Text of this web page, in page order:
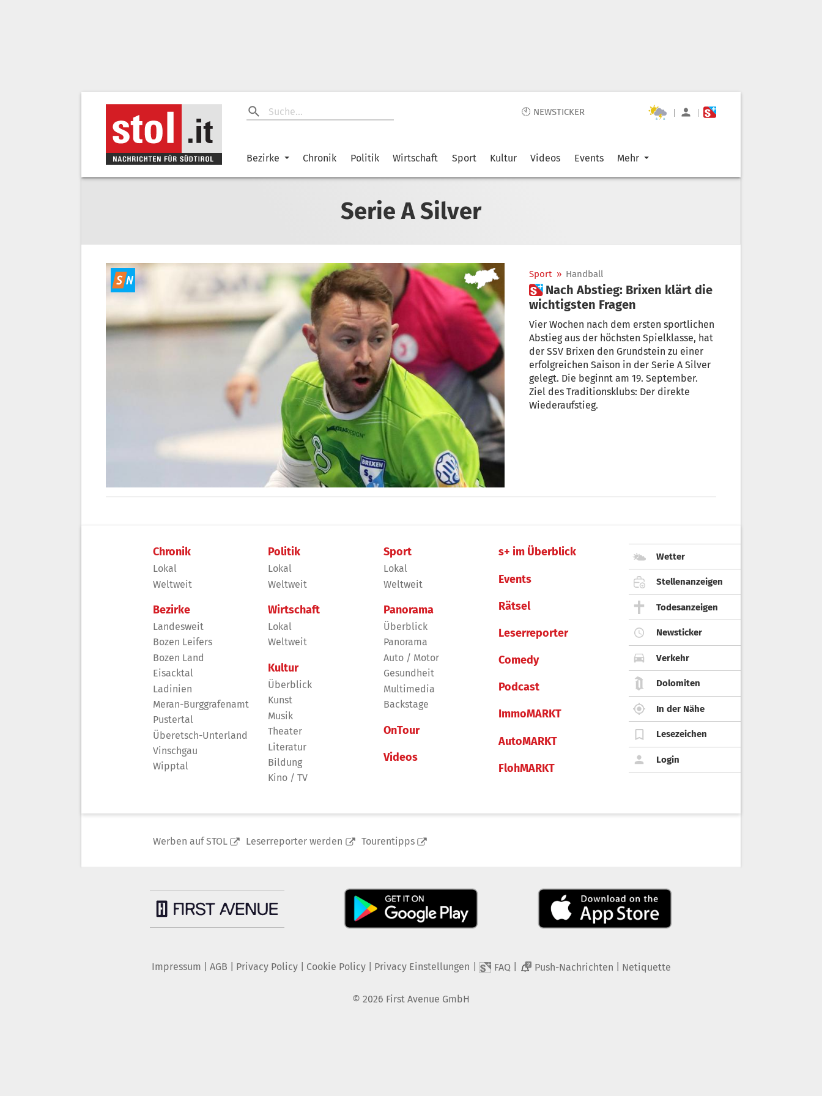
🕙 NEWSTICKER | |
Bezirke Chronik Politik Wirtschaft Sport Kultur Videos Events Mehr
Serie A Silver
Sport » Handball
 Nach Abstieg: Brixen klärt die
wichtigsten Fragen
Vier Wochen nach dem ersten sportlichen
Abstieg aus der höchsten Spielklasse, hat
der SSV Brixen den Grundstein zu einer
erfolgreichen Saison in der Serie A Silver
gelegt. Die beginnt am 19. September.
Ziel des Traditionsklubs: Der direkte
Wiederaufstieg.
Chronik
Lokal
Weltweit
Bezirke
Landesweit
Bozen Leifers
Bozen Land
Eisacktal
Ladinien
Meran-Burggrafenamt
Pustertal
Überetsch-Unterland
Vinschgau
Wipptal
Politik
Lokal
Weltweit
Wirtschaft
Lokal
Weltweit
Kultur
Überblick
Kunst
Musik
Theater
Literatur
Bildung
Kino / TV
Sport
Lokal
Weltweit
Panorama
Überblick
Panorama
Auto / Motor
Gesundheit
Multimedia
Backstage
OnTour
Videos
s+ im Überblick
Events
Rätsel
Leserreporter
Comedy
Podcast
ImmoMARKT
AutoMARKT
FlohMARKT
Wetter
Stellenanzeigen
Todesanzeigen
Newsticker
Verkehr
Dolomiten
In der Nähe
Lesezeichen
Login
Werben auf STOL Leserreporter werden Tourentipps
Impressum AGB Privacy Policy| Cookie Policy| Privacy Einstellungen FAQ 2 Push-Nachrichten Netiquette
© 2026 First Avenue GmbH